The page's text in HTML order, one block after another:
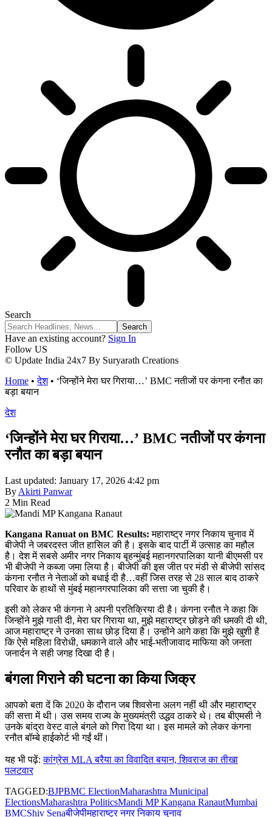
Search
Have an existing account? Sign In
Follow US
© Update India 24x7 By Suryarath Creations
Home •देश• ‘जिन्होंने मेरा घर गिराया…’ BMC नतीजों पर कंगना रनौत का
बड़ा बयान
देश
‘जिन्होंने मेरा घर गिराया…’ BMC नतीजों पर कंगना
रनौत का बड़ा बयान
Last updated: January 17, 2026 4:42 pm
By Akirti Panwar
2 Min Read
Kangana Ranuat on BMC Results: महाराष्ट्र नगर निकाय चुनाव में
बीजेपी ने जबरदस्त जीत हासिल की है। इसके बाद पार्टी में उत्साह का महौल
है। देश में सबसे अमीर नगर निकाय बृहन्मुंबई महानगरपालिका यानी बीएमसी पर
भी बीजेपी ने कब्जा जमा लिया है। बीजेपी की इस जीत पर मंडी से बीजेपी सांसद
कंगना रनौत ने नेताओं को बधाई दी है…वहीं जिस तरह से 28 साल बाद ठाकरे
परिवार के हाथों से मुंबई महानगरपालिका की सत्ता जा चुकी है।
इसी को लेकर भी कंगना ने अपनी प्रतिक्रिया दी है। कंगना रनौत ने कहा कि
जिन्होंने मुझे गाली दी, मेरा घर गिराया था, मुझे महाराष्ट्र छोड़ने की धमकी दी थी,
आज महाराष्ट्र ने उनका साथ छोड़ दिया है। उन्होंने आगे कहा कि मुझे खुशी है
कि ऐसे महिला विरोधी, धमकाने वाले और भाई-भतीजावाद माफिया को जनता
जनार्दन ने सही जगह दिखा दी है।
बंगला गिराने की घटना का किया जिक्र
आपको बता दें कि 2020 के दौरान जब शिवसेना अलग नहीं थी और महाराष्ट्र
की सत्ता में थी। उस समय राज्य के मुख्यमंत्री उद्धव ठाकरे थे। तब बीएमसी ने
उनके बांद्रा वेस्ट वाले बंगले को गिरा दिया था। इस मामले को लेकर कंगना
रनौत बॉम्बे हाईकोर्ट भी गईं थीं।
यह भी पढ़ें:कांग्रेस MLA बरैया का विवादित बयान, शिवराज का तीखा
पलटवार
TAGGED:BJPBMC ElectionMaharashtra Municipal
ElectionsMaharashtra PoliticsMandi MP Kangana RanautMumbai
BMCShiv Senaबीजेपीमहाराष्ट्र नगर निकाय चुनाव